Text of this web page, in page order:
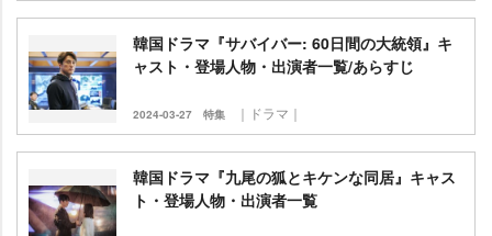
韓国ドラマ『サバイバー: 60日間の大統領』キ
ャスト・登場人物・出演者一覧/あらすじ
2024-03-27 特集 ｜ドラマ｜
韓国ドラマ『九尾の狐とキケンな同居』キャス
ト・登場人物・出演者一覧